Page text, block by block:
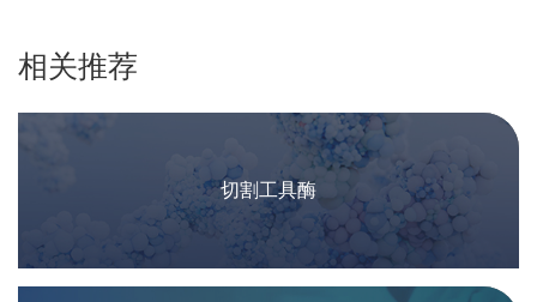
相关推荐
切割工具酶